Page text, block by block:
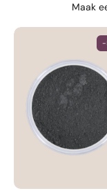
Maak
-